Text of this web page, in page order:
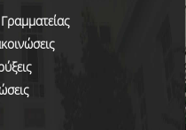
ΤΟΥ ΠΠΣ
ΤΜΗΜΑΤΟΣ